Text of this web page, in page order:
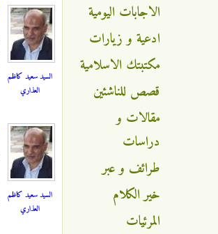
السيد سعيد كاظم
العذاري
السيد سعيد كاظم
العذاري
الاجابات اليومية
ادعية و زيارات
مكتبتك الاسلامية
قصص للناشئين
مقالات و
دراسات
طرائف و عبر
خير الكلام
المرئيات